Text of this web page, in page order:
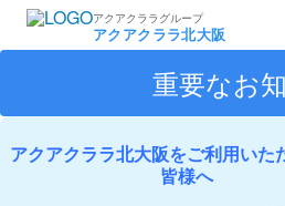
アクアクララグループ
アクアクララ北大阪
重要なお
アクアクララ北大阪をご利用いた
皆様へ